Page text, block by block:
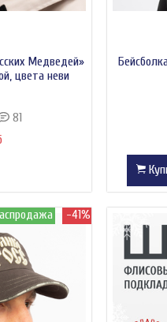
Медведей»
цвета неви
81
-41%